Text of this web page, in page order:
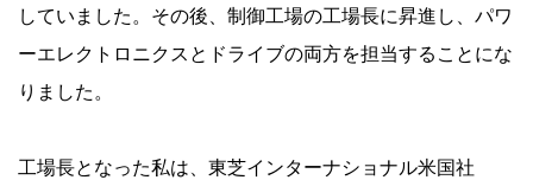
していました。その後、制御工場の工場長に昇進し、パワ
ーエレクトロニクスとドライブの両方を担当することにな
りました。
工場長となった私は、東芝インターナショナル米国社